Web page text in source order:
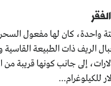
واحدة، كان لها مفعول
الريف ذات الطبيعة
إلى جانب كونها